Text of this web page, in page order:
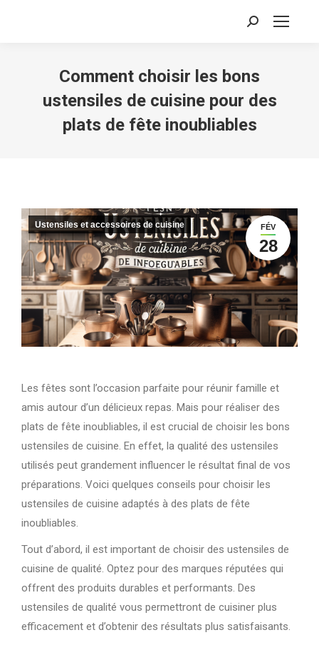
Recherche
Comment choisir les bons
ustensiles de cuisine pour des
plats de fête inoubliables
FÉV
28
Ustensiles et accessoires de cuisine
Les fêtes sont l’occasion parfaite pour réunir famille et
amis autour d’un délicieux repas. Mais pour réaliser des
plats de fête inoubliables, il est crucial de choisir les bons
ustensiles de cuisine. En effet, la qualité des ustensiles
utilisés peut grandement influencer le résultat final de vos
préparations. Voici quelques conseils pour choisir les
ustensiles de cuisine adaptés à des plats de fête
inoubliables.
Tout d’abord, il est important de choisir des ustensiles de
cuisine de qualité. Optez pour des marques réputées qui
offrent des produits durables et performants. Des
ustensiles de qualité vous permettront de cuisiner plus
efficacement et d’obtenir des résultats plus satisfaisants.